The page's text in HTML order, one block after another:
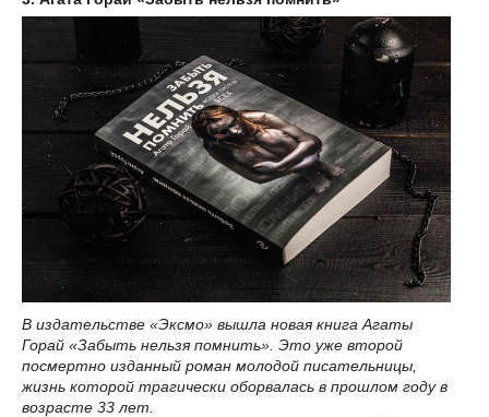
В издательстве «Эксмо» вышла новая книга Агаты
Горай «Забыть нельзя помнить». Это уже второй
посмертно изданный роман молодой писательницы,
жизнь которой трагически оборвалась в прошлом году в
возрасте 33 лет.